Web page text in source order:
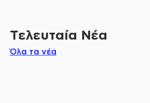
Τελευταία Νέα
Όλα τα νέα